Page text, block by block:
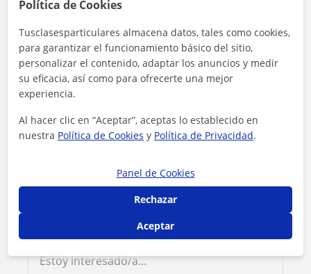
Tarifa 15 €/h
1ª clase gratis
Política de Cookies
Tusclasesparticulares almacena datos, tales como cookies,
para garantizar el funcionamiento básico del sitio,
personalizar el contenido, adaptar los anuncios y medir
su eficacia, así como para ofrecerte una mejor
experiencia.
Al hacer clic en “Aceptar”, aceptas lo establecido en
nuestra Política de Cookies y Política de Privacidad.
Panel de Cookies
Rechazar
Aceptar